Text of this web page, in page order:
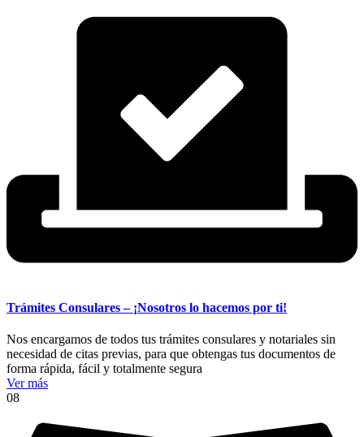
Trámites Consulares – ¡Nosotros lo hacemos por ti!
Nos encargamos de todos tus trámites consulares y notariales sin
necesidad de citas previas, para que obtengas tus documentos de
forma rápida, fácil y totalmente segura
Ver más
08